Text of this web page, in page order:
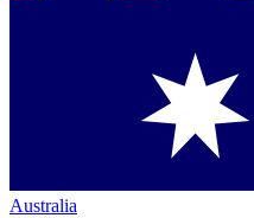
Australia